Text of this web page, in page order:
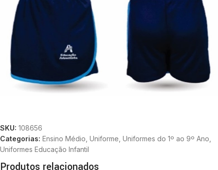
SKU: 108656
Categorias: Ensino Médio Uniforme Uniformes do 1º ao 9º Ano
Uniformes Educação Infantil
Produtos relacionados